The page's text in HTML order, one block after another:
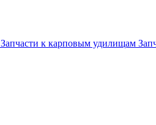
Запчасти к карповым удилищам